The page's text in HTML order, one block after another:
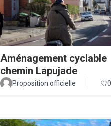
Aménagement cyclable
chemin Lapujade
Proposition officielle 0